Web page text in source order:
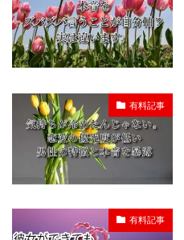
有料記事
有料記事